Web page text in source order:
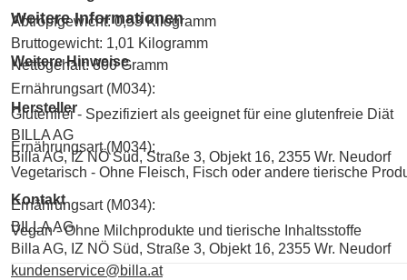
Abtropfgewicht: 0,53 Kilogramm
Bruttogewicht: 1,01 Kilogramm
Nettogehalt: 800 Gramm
Hersteller
BILLA AG
Billa AG, IZ NÖ Süd, Straße 3, Objekt 16, 2355 Wr. Neudorf
Kontakt
BILLA AG
Billa AG, IZ NÖ Süd, Straße 3, Objekt 16, 2355 Wr. Neudorf
kundenservice@billa.at
Weitere Informationen
Weitere Hinweise
Ernährungsart (M034):
Glutenfrei - Spezifiziert als geeignet für eine glutenfreie Diät
Ernährungsart (M034):
Vegetarisch - Ohne Fleisch, Fisch oder andere tierische
Ernährungsart (M034):
Vegan - Ohne Milchprodukte und tierische Inhaltsstoffe